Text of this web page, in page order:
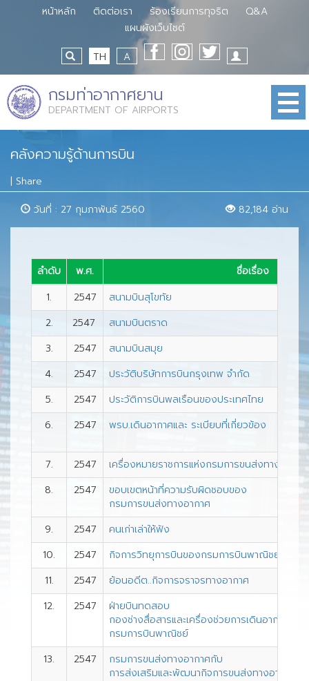
หน้าหลัก ติดต่อเรา ร้องเรียนการทุจริต
Q&A
แผนผังเว็บไซต์
TH
A
กรมท่าอากาศยาน
DEPARTMENT OF AIRPORTS
คลังความรู้ด้านการบิน
| Share
วันที่ : 27 กุมภาพันธ์ 2560
82,184 อ่าน
ลำดับ พ.ศ.
ชื่อเรื่อง
1.
2547
สนามบินสุโขทัย
2.
2547
สนามบินตราด
3.
2547
สนามบินสมุย
4.
2547
ประวัติบริษัทการบินกรุงเทพ จำกัด
5.
2547
ประวัติการบินพลเรือนของประเทศไทย
6.
2547 พรบ.เดินอากาศและ ระเบียบที่เกี่ยวข้อง
7. 2547
เครื่องหมายราชการแห่งกรมการขนส่งทางอากาศ
8.
2547
ขอบเขตหน้าที่ความรับผิดชอบของ
กรมการขนส่งทางอากาศ
9.
2547
คนเก่าเล่าให้ฟัง
10.
2547
กิจการวิทยุการบินของกรมการบินพาณิชย์
11.
2547
ย้อนอดีต..กิจการจราจรทางอากาศ
12.
2547
ฝ่ายบินทดสอบ
กองช่างสื่อสารและเครื่องช่วยการเดินอากาศ
กรมการบินพาณิชย์
13.
2547
กรมการขนส่งทางอากาศกับ
การส่งเสริมและพัฒนากิจการขนส่งทางอากาศ